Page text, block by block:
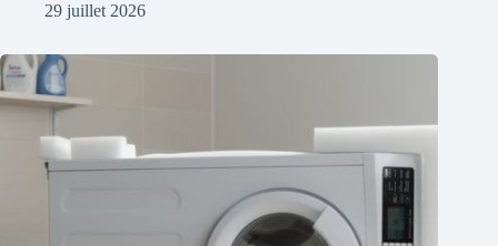
29 juillet 2026